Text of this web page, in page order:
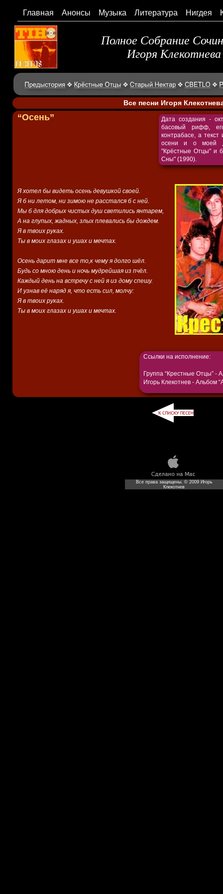
Главная Анонсы Музыка Литература Нигдея
Полное Собрание
Игоря Клекотнева
Все песни Игоря
Дата создания -
басовый рифф,
контрабасе, а
осени и о моей
"Крёстные Отцы" и
Сны" (1990).
Я хотел бы видеть осень девушкой своей.
Я б ни летом, ни зимою не расстался б с ней.
Мы б для добрых чистых душ светились янтарем,
А на глупых, жадных, злых плевались бы дождем.
Я в твоих руках.
Ты в моих глазах и ушах и мечтах.
Осень дарит мне все то,к чему я долго шёл.
Будь со мною день и ночь мудрейшая из пчёл.
Каждый день на встречу с ней я из дому спешу.
И узнав её наряд я, что есть сил, молчу:
Я в твоих руках.
Ты в моих глазах и ушах и мечтах.
“Осень”
Ссылки на исполнение:
Группа “Крестные Отцы” -
Игорь Клекотнев - Альбом
Все права защищены. © 2009 Игорь
Клекотнев